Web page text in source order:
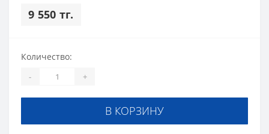
9 550 тг.
Количество:
- +
В КОРЗИНУ